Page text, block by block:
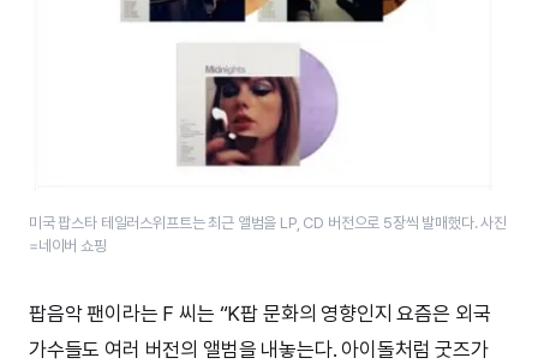
미국 팝스타 테일러스위프트는 최근 앨범을 LP, CD 버전으로 5장씩 발매했다. 사진
=네이버 쇼핑
팝음악 팬이라는 F 씨는 “K팝 문화의 영향인지 요즘은 외국
가수들도 여러 버전의 앨범을 내놓는다. 아이돌처럼 굿즈가